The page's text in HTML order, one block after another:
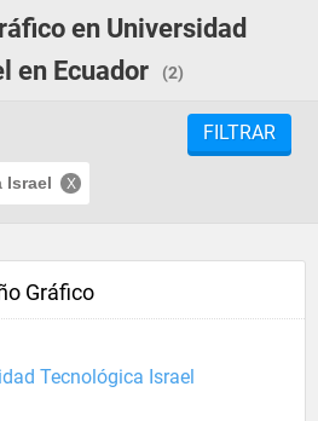
en Universidad
en Ecuador
(2)
Israel
FILTRAR
Gráfico
Tecnológica Israel